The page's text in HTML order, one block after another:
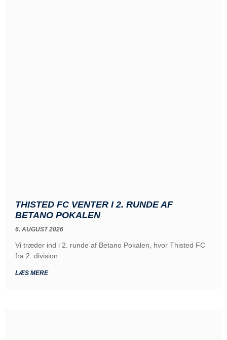
THISTED FC VENTER I 2. RUNDE AF
BETANO POKALEN
6. AUGUST 2026
Vi træder ind i 2. runde af Betano Pokalen, hvor Thisted FC
fra 2. division
LÆS MERE